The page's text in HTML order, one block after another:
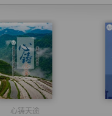
心铸天途